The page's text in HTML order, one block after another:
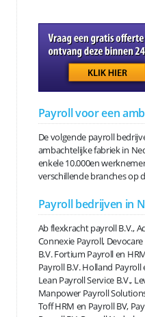
Payroll voor een
De volgende payroll
ambachtelijke fabriek in
enkele 10.000en
verschillende branches op
Payroll bedrijven in
Ab flexkracht payroll B.V.,
Connexie Payroll,
B.V. Fortium Payroll en
Payroll B.V. Holland Payroll
Lean Payroll Service B.V.,
Manpower Payroll
Toff HRM en Payroll BV,